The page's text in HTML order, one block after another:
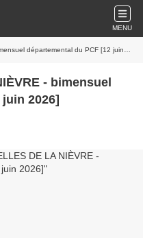
MENU
départemental du PCF [12 juin 2026]
- bimensuel
2026]